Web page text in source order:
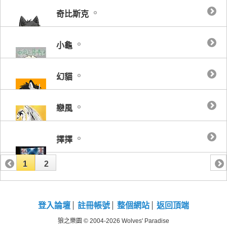
奇比斯克
小龜
幻貓
戀風
擇擇
1 2
登入論壇 註冊帳號 整個網站 返回頂端
狼之樂園 © 2004-2026 Wolves' Paradise